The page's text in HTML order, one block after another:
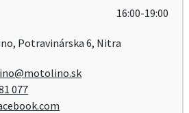
16:00-19:00
Potravinárska 6, Nitra
077